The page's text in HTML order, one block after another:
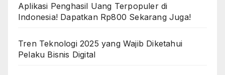
Aplikasi Penghasil Uang Terpopuler di
Indonesia! Dapatkan Rp800 Sekarang Juga!
Tren Teknologi 2025 yang Wajib Diketahui
Pelaku Bisnis Digital